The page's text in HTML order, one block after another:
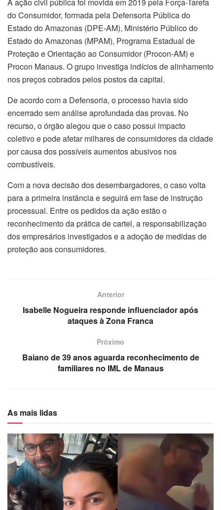
do Consumidor, formada pela Defensoria Pública do
Estado do Amazonas (DPE-AM), Ministério Público do
Estado do Amazonas (MPAM), Programa Estadual de
Proteção e Orientação ao Consumidor (Procon-AM) e
Procon Manaus. O grupo investiga indícios de alinhamento
nos preços cobrados pelos postos da capital.
De acordo com a Defensoria, o processo havia sido
encerrado sem análise aprofundada das provas. No
recurso, o órgão alegou que o caso possui impacto
coletivo e pode afetar milhares de consumidores da cidade
por causa dos possíveis aumentos abusivos nos
combustíveis.
Com a nova decisão dos desembargadores, o caso volta
para a primeira instância e seguirá em fase de instrução
processual. Entre os pedidos da ação estão o
reconhecimento da prática de cartel, a responsabilização
dos empresários investigados e a adoção de medidas de
proteção aos consumidores.
Anterior
Isabelle Nogueira responde influenciador após
ataques à Zona Franca
Próximo
Baiano de 39 anos aguarda reconhecimento de
familiares no IML de Manaus
As mais lidas